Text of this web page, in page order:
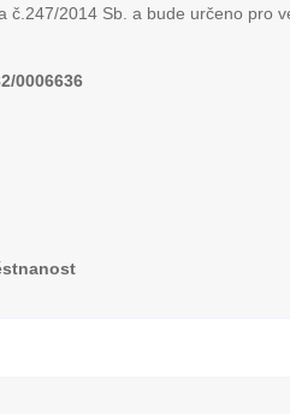
č.247/2014 Sb. a bude určeno pro
0006636